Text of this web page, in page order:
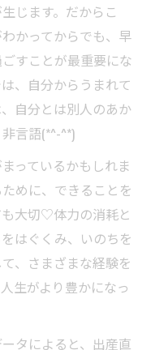
じます。だからこ
かってからでも、早
すことが最重要にな
、自分からうまれて
自分とは別人のあか
言語(*^-^*)
っているかもしれま
めに、できることを
大切♡体力の消耗と
はぐくみ、いのちを
、さまざまな経験を
生がより豊かになっ
タによると、出産直